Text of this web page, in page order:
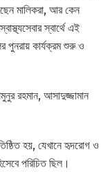
মালিকরা, আর কেন
স্বার্থে এই
পুনরায় কার্যক্রম শুরু ও
রহমান, আসাদুজ্জামান
হয়, যেখানে হৃদরোগ ও
পরিচিত ছিল।